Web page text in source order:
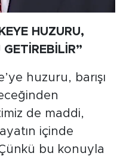
HUZURU,
huzuru, barışı
de maddi,
içinde
bu konuyla